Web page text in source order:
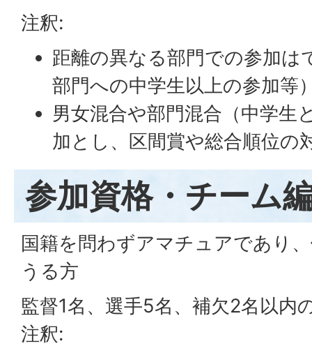
注釈:
距離の異なる部門での参加は
部門への中学生以上の参加等
男女混合や部門混合（中学生
加とし、区間賞や総合順位の
参加資格・チーム
国籍を問わずアマチュアであり
うる方
監督1名、選手5名、補欠2名以内
注釈: